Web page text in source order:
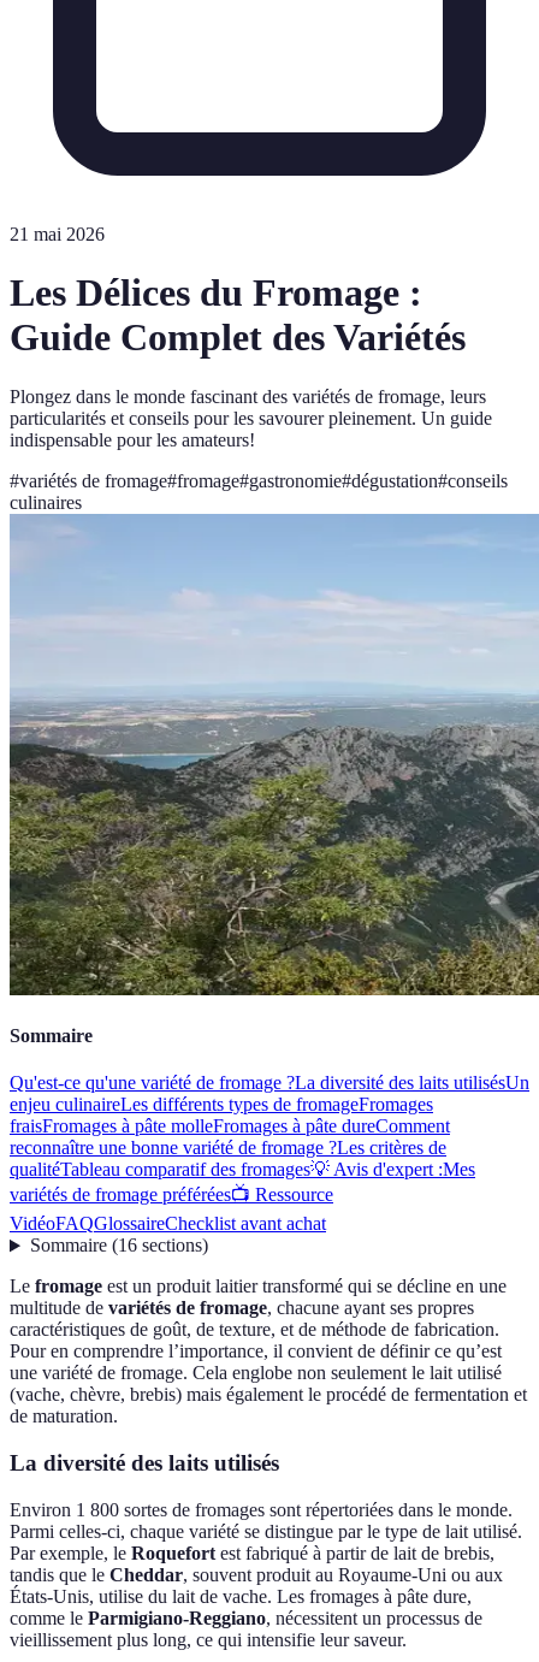
21 mai 2026
Les Délices du Fromage :
Guide Complet des Variétés
Plongez dans le monde fascinant des variétés de fromage, leurs
particularités et conseils pour les savourer pleinement. Un guide
indispensable pour les amateurs!
#variétés de fromage#fromage#gastronomie#dégustation#conseils
culinaires
Sommaire
Qu'est-ce qu'une variété de fromage ?La diversité des laits utilisésUn
enjeu culinaireLes différents types de fromageFromages
fraisFromages à pâte molleFromages à pâte dureComment
reconnaître une bonne variété de fromage ?Les critères de
qualitéTableau comparatif des fromages💡 Avis d'expert :Mes
variétés de fromage préférées📺 Ressource
VidéoFAQGlossaireChecklist avant achat
Sommaire(16 sections)
Le fromage est un produit laitier transformé qui se décline en une
multitude de variétés de fromage, chacune ayant ses propres
caractéristiques de goût, de texture, et de méthode de fabrication.
Pour en comprendre l’importance, il convient de définir ce qu’est
une variété de fromage. Cela englobe non seulement le lait utilisé
(vache, chèvre, brebis) mais également le procédé de fermentation et
de maturation.
La diversité des laits utilisés
Environ 1 800 sortes de fromages sont répertoriées dans le monde.
Parmi celles-ci, chaque variété se distingue par le type de lait utilisé.
Par exemple, le Roquefort est fabriqué à partir de lait de brebis,
tandis que le Cheddar, souvent produit au Royaume-Uni ou aux
États-Unis, utilise du lait de vache. Les fromages à pâte dure,
comme le Parmigiano-Reggiano, nécessitent un processus de
vieillissement plus long, ce qui intensifie leur saveur.